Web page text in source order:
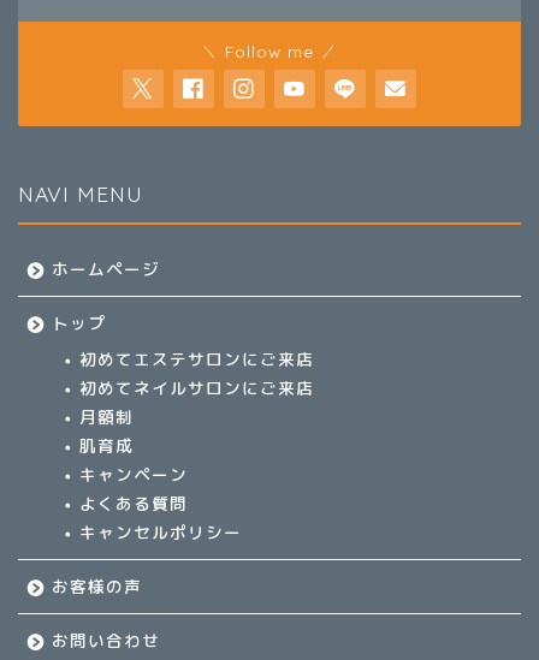
＼ Follow me ／
NAVI MENU
ホームページ
トップ
初めてエステサロンにご来店
初めてネイルサロンにご来店
月額制
肌育成
キャンペーン
よくある質問
キャンセルポリシー
お客様の声
お問い合わせ